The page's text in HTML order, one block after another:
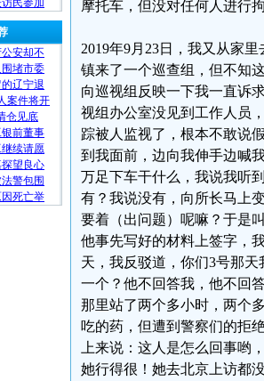
民参加
安却不
堵市委
辽宁退
案件将开
仓见底
前董事
续请愿
望良心
警包围
死亡举
摩托车，但没对任何人进行
2019年9月23日，我又从家
镇来了一个巡查组，但不知
向巡视组反映一下我一直诉
视组办公室没见到工作人员
踪被人监视了，根本不敢说
到我面前，边向我伸手边喊
万足下车干什么，我说我听
有？我说没有，向所长马上
要着（出问题）呢嘛？于是
他事先写好的材料上签字，
天，我反驳道，你们3号那
一个？他不回答我，他不回
那里站了两个多小时，两个
吃的药，但遭到警察们的拒
上来说：这人是怎么回事哟
她行得很！她去北京上访都